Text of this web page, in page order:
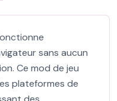
sans aucun
Ce mod de jeu
plateformes de